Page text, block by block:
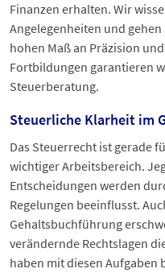
Finanzen erhalten. Wir
Angelegenheiten und
hohen Maß an Präzision
Fortbildungen garantieren
Steuerberatung.
Steuerliche Klarheit im
Das Steuerrecht ist gerade
wichtiger Arbeitsbereich.
Entscheidungen werden
Regelungen beeinflusst.
Gehaltsbuchführung
verändernde Rechtslagen
haben mit diesen Aufgaben